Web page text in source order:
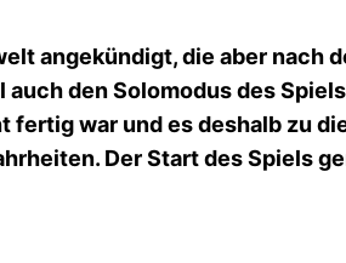
angekündigt, die aber
den Solomodus des
war und es deshalb zu
Der Start des Spiels